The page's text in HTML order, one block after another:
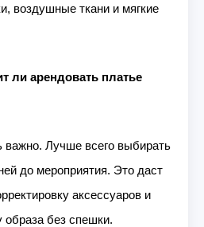
воздушные ткани и мягкие
ли арендовать платье
важно. Лучше всего выбирать
до мероприятия. Это даст
аксессуаров и
образа без спешки.